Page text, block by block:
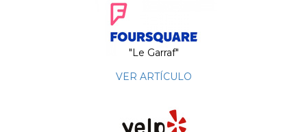
"Le Garraf"
VER ARTÍCULO